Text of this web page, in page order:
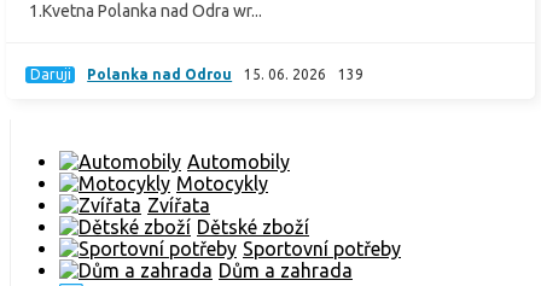
1.Kvetna Polanka nad Odra wr...
Daruji Polanka nad Odrou 15. 06. 2026 139
Automobily
Motocykly
Zvířata
Dětské zboží
Sportovní potřeby
Dům a zahrada